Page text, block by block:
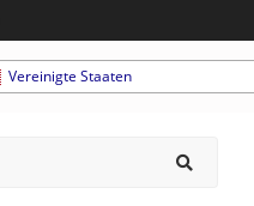
Vereinigte Staaten